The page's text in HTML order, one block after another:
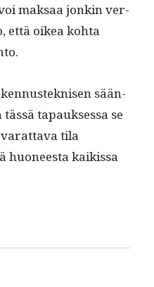
mak­saa jonkin ver­
että oikea koh­ta
sään­
tapauk­ses­sa se
tila
huoneesta kaikissa